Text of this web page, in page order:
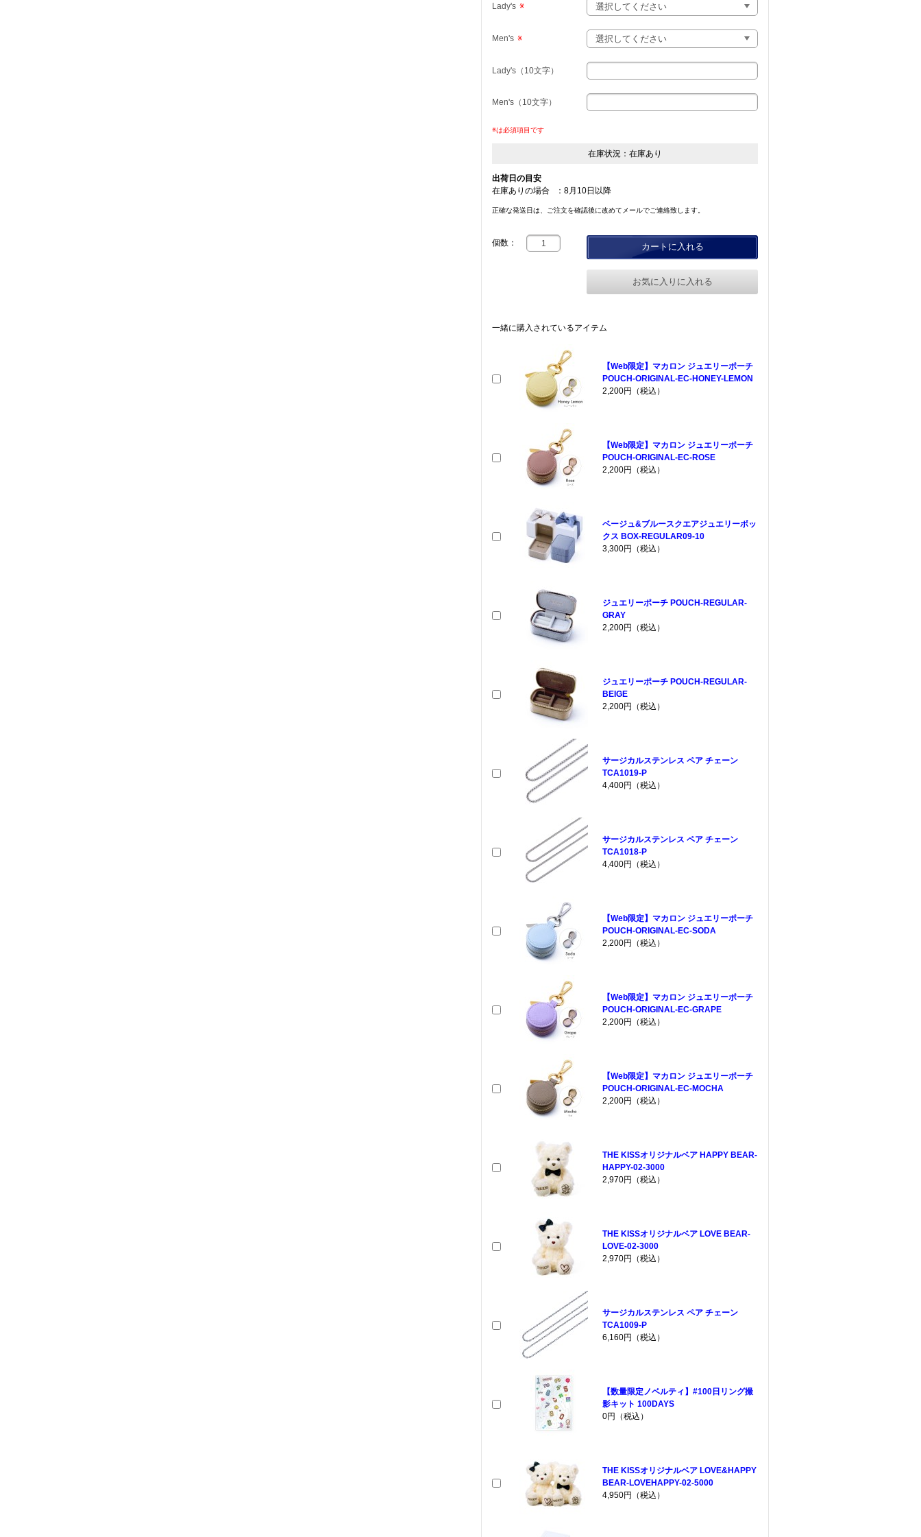
Lady's ※
Men's ※
Lady's（10文字）
Men's（10文字）
※は必須項目です
在庫状況： 在庫あり
出荷日の目安
在庫ありの場合
： 8月10日以降
正確な発送日は、ご注文を確認後に改めてメールでご連絡致します。
個数： カートに入れる
お気に入りに入れる
一緒に購入されているアイテム
【Web限定】マカロン ジュエリーポーチ
POUCH-ORIGINAL-EC-HONEY-LEMON
2,200円（税込）
【Web限定】マカロン ジュエリーポーチ
POUCH-ORIGINAL-EC-ROSE
2,200円（税込）
ベージュ&ブルースクエアジュエリーボッ
クス BOX-REGULAR09-10
3,300円（税込）
ジュエリーポーチ POUCH-REGULAR-
GRAY
2,200円（税込）
ジュエリーポーチ POUCH-REGULAR-
BEIGE
2,200円（税込）
サージカルステンレス ペア チェーン
TCA1019-P
4,400円（税込）
サージカルステンレス ペア チェーン
TCA1018-P
4,400円（税込）
【Web限定】マカロン ジュエリーポーチ
POUCH-ORIGINAL-EC-SODA
2,200円（税込）
【Web限定】マカロン ジュエリーポーチ
POUCH-ORIGINAL-EC-GRAPE
2,200円（税込）
【Web限定】マカロン ジュエリーポーチ
POUCH-ORIGINAL-EC-MOCHA
2,200円（税込）
THE KISSオリジナルベア HAPPY BEAR-
HAPPY-02-3000
2,970円（税込）
THE KISSオリジナルベア LOVE BEAR-
LOVE-02-3000
2,970円（税込）
サージカルステンレス ペア チェーン
TCA1009-P
6,160円（税込）
【数量限定ノベルティ】#100日リング撮
影キット 100DAYS
0円（税込）
THE KISSオリジナルベア LOVE&HAPPY
BEAR-LOVEHAPPY-02-5000
4,950円（税込）